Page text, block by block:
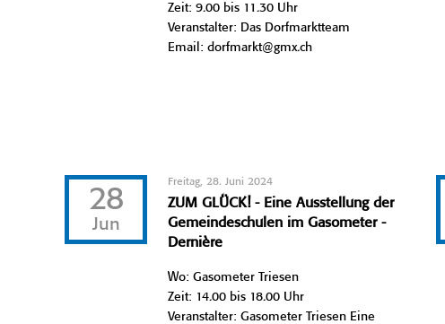
Zeit: 9.00 bis 11.30 Uhr
Veranstalter: Das Dorfmarktteam
Email: dorfmarkt@gmx.ch
28
Jun
Freitag, 28. Juni 2024
ZUM GLÜCK! - Eine Ausstellung der
Gemeindeschulen im Gasometer -
Dernière
Wo: Gasometer Triesen
Zeit: 14.00 bis 18.00 Uhr
Veranstalter: Gasometer Triesen Eine